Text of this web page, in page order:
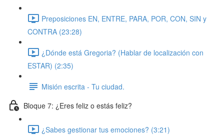
Preposiciones EN, ENTRE, PARA, POR, CON, SIN y
CONTRA (23:28)
¿Dónde está Gregoria? (Hablar de localización con
ESTAR) (2:35)
Misión escrita - Tu ciudad.
Bloque 7: ¿Eres feliz o estás feliz?
¿Sabes gestionar tus emociones? (3:21)